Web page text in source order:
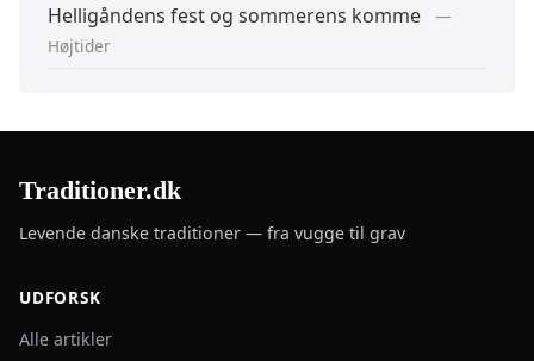
Helligåndens fest og sommerens komme
—
Højtider
Traditioner.dk
Levende danske traditioner — fra vugge til grav
UDFORSK
Alle artikler